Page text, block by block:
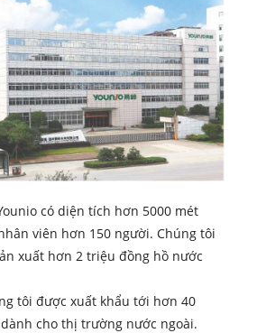
có diện tích hơn 5000 mét
viên hơn 150 người. Chúng tôi
xuất hơn 2 triệu đồng hồ nước
tôi được xuất khẩu tới hơn 40
cho thị trường nước ngoài.